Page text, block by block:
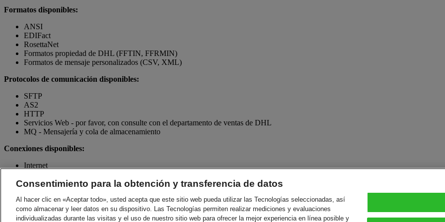
Formatos disponibles:
ANSI
EDIFact
RosettaNet
Formatos propiedad de DHL (FFTIN, FFRMIN)
Formatos de mensaje personalizados (CSV, XML)
Protocolos de comunicación disponibles:
SFTP
AS2
HTTP
Servicios Web - por favor, con consulte con el departamento de ventas de DHL
MQ - Mensajería y cola de almacenamiento
Conexiones disponibles:
Internet
Contacte al Depto de Ventas
Soluciones para la Administración de Envíos
DHL Express ofrece una amplia variedad de opciones flexibles - desde opciones de software y en línea, hasta poderosas soluciones
Consentimiento para la obtención y transferencia de datos
Al hacer clic en «Aceptar todo», usted acepta que este sitio web pueda utilizar las Tecnologías seleccionadas, así
como almacenar y leer datos en su dispositivo. Las Tecnologías permiten realizar mediciones y evaluaciones
individualizadas durante las visitas y el uso de nuestro sitio web para ofrecer la mejor experiencia en línea posible y